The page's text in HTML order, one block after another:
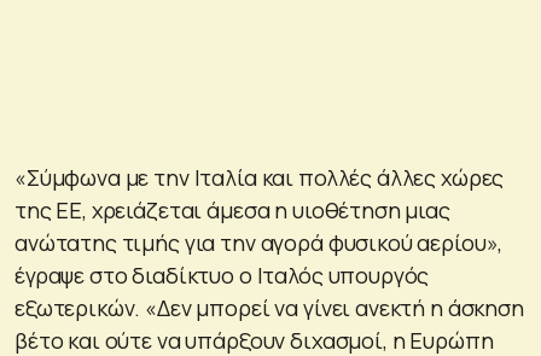
«Σύμφωνα με την Ιταλία και πολλές άλλες χώρες
της ΕΕ, χρειάζεται άμεσα η υιοθέτηση μιας
ανώτατης τιμής για την αγορά φυσικού αερίου»,
έγραψε στο διαδίκτυο ο Ιταλός υπουργός
εξωτερικών. «Δεν μπορεί να γίνει ανεκτή η άσκηση
βέτο και ούτε να υπάρξουν διχασμοί, η Ευρώπη